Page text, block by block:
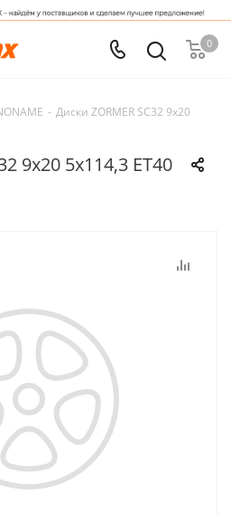
0
- Диски ZORMER SC32 9x20
9x20 5x114,3 ET40